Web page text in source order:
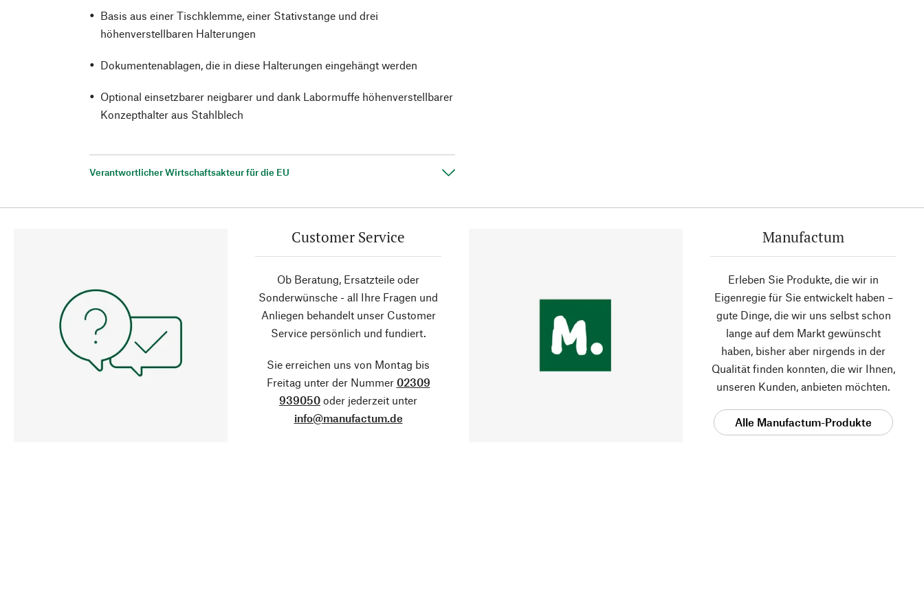
Basis aus einer Tischklemme, einer Stativstange und drei
höhenverstellbaren Halterungen
Dokumentenablagen, die in diese Halterungen eingehängt werden
Optional einsetzbarer neigbarer und dank Labormuffe höhenverstellbarer
Konzepthalter aus Stahlblech
Verantwortlicher Wirtschaftsakteur für die EU
Customer Service
Ob Beratung, Ersatzteile oder
Sonderwünsche - all Ihre Fragen und
Anliegen behandelt unser Customer
Service persönlich und fundiert.
Sie erreichen uns von Montag bis
Freitag unter der Nummer 02309
939050 oder jederzeit unter
info@manufactum.de
Manufactum
Erleben Sie Produkte, die wir in
Eigenregie für Sie entwickelt haben –
gute Dinge, die wir uns selbst schon
lange auf dem Markt gewünscht
haben, bisher aber nirgends in der
Qualität finden konnten, die wir Ihnen,
unseren Kunden, anbieten möchten.
Alle Manufactum-Produkte